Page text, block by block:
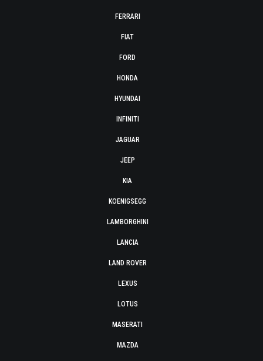
FERRARI
FIAT
FORD
HONDA
HYUNDAI
INFINITI
JAGUAR
JEEP
KIA
KOENIGSEGG
LAMBORGHINI
LANCIA
LAND ROVER
LEXUS
LOTUS
MASERATI
MAZDA